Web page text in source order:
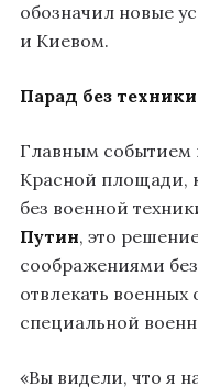
обозначил новые
и Киевом.
Парад без
Главным событием
Красной площади,
без военной
Путин, это
соображениями
отвлекать военных
специальной
«Вы видели, что я